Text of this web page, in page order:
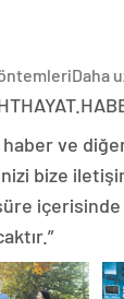
Daha
haber ve
bize